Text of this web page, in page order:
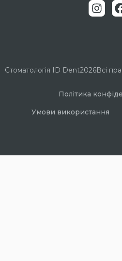
Стоматологія ID Dent2026Всі
Політика
Умови використання